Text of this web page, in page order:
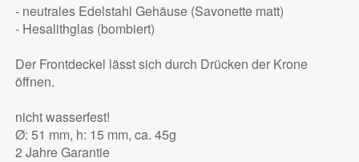
- neutrales Edelstahl Gehäuse (Savonette matt)
- Hesalithglas (bombiert)
Der Frontdeckel lässt sich durch Drücken der Krone
öffnen.
nicht wasserfest!
Ø: 51 mm, h: 15 mm, ca. 45g
2 Jahre Garantie